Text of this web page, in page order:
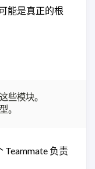
能是真正的根
Teammate 负责